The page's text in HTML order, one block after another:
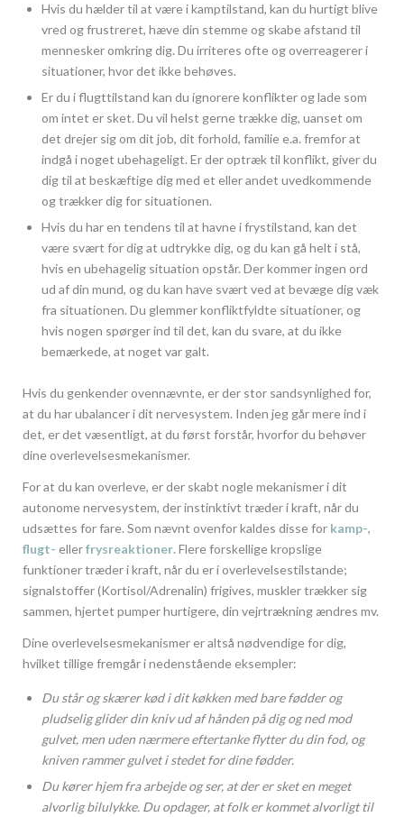
Hvis du hælder til at være i kamptilstand, kan du hurtigt blive
vred og frustreret, hæve din stemme og skabe afstand til
mennesker omkring dig. Du irriteres ofte og overreagerer i
situationer, hvor det ikke behøves.
Er du i flugttilstand kan du ignorere konflikter og lade som
om intet er sket. Du vil helst gerne trække dig, uanset om
det drejer sig om dit job, dit forhold, familie e.a. fremfor at
indgå i noget ubehageligt. Er der optræk til konflikt, giver du
dig til at beskæftige dig med et eller andet uvedkommende
og trækker dig for situationen.
Hvis du har en tendens til at havne i frystilstand, kan det
være svært for dig at udtrykke dig, og du kan gå helt i stå,
hvis en ubehagelig situation opstår. Der kommer ingen ord
ud af din mund, og du kan have svært ved at bevæge dig væk
fra situationen. Du glemmer konfliktfyldte situationer, og
hvis nogen spørger ind til det, kan du svare, at du ikke
bemærkede, at noget var galt.
Hvis du genkender ovennævnte, er der stor sandsynlighed for,
at du har ubalancer i dit nervesystem. Inden jeg går mere ind i
det, er det væsentligt, at du først forstår, hvorfor du behøver
dine overlevelsesmekanismer.
For at du kan overleve, er der skabt nogle mekanismer i dit
autonome nervesystem, der instinktivt træder i kraft, når du
udsættes for fare. Som nævnt ovenfor kaldes disse for kamp-,
flugt- ellerfrysreaktioner. Flere forskellige kropslige
funktioner træder i kraft, når du er i overlevelsestilstande;
signalstoffer (Kortisol/Adrenalin) frigives, muskler trækker sig
sammen, hjertet pumper hurtigere, din vejrtrækning ændres mv.
Dine overlevelsesmekanismer er altså nødvendige for dig,
hvilket tillige fremgår i nedenstående eksempler:
Du står og skærer kød i dit køkken med bare fødder og
pludselig glider din kniv ud af hånden på dig og ned mod
gulvet, men uden nærmere eftertanke flytter du din fod, og
kniven rammer gulvet i stedet for dine fødder.
Du kører hjem fra arbejde og ser, at der er sket en meget
alvorlig bilulykke. Du opdager, at folk er kommet alvorligt til